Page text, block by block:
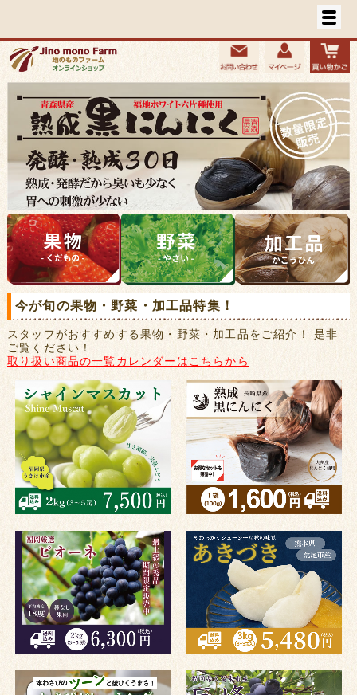
今が旬の果物・野菜・加工品特集！
スタッフがおすすめする果物・野菜・加工品をご紹介！ 是非
ご覧ください！
取り扱い商品の一覧カレンダーはこちらから